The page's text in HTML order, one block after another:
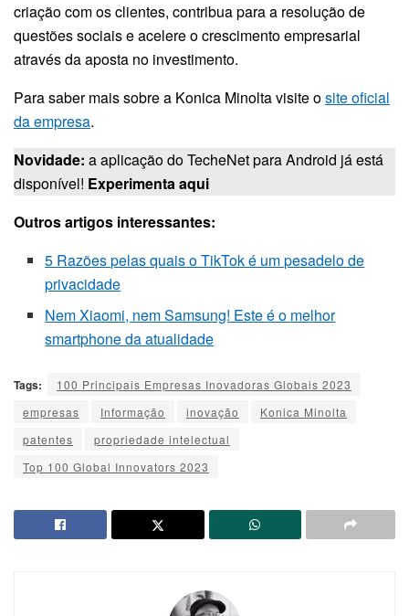
criação com os clientes, contribua para a resolução de
questões sociais e acelere o crescimento empresarial
através da aposta no investimento.
Para saber mais sobre a Konica Minolta visite osite oficial
da empresa.
Novidade: a aplicação do TecheNet para Android já está
disponível! Experimenta aqui
Outros artigos interessantes:
5 Razões pelas quais o TikTok é um pesadelo de
privacidade
Nem Xiaomi, nem Samsung! Este é o melhor
smartphone da atualidade
Tags:
100 Principais Empresas Inovadoras Globais 2023
empresas
Informação inovação
Konica Minolta
patentes
propriedade intelectual
Top 100 Global Innovators 2023